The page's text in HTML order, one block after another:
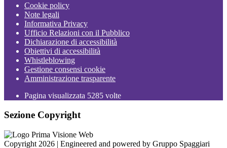
Cookie policy
Note legali
Informativa Privacy
Ufficio Relazioni con il Pubblico
Dichiarazione di accessibilità
Obiettivi di accessibilità
Whistleblowing
Gestione consensi cookie
Amministrazione trasparente
Pagina visualizzata 5285 volte
Sezione Copyright
Copyright 2026 | Engineered and powered by Gruppo Spaggiari